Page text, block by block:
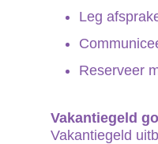
Leg
Reserveer
Vakantiegeld
Vakantiegeld